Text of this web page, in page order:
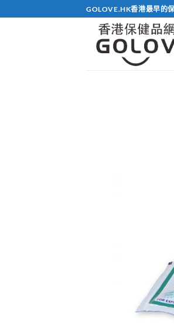
to
GOLOVE.HK香港最早的